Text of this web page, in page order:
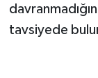
tavsiyede